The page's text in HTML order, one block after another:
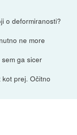
o deformiranosti?
ne more
ga sicer
prej. Očitno